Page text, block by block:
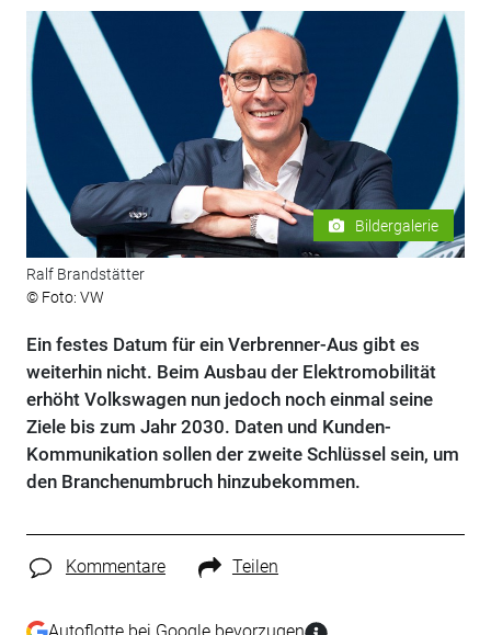
Bildergalerie
Ralf Brandstätter
© Foto: VW
Ein festes Datum für ein Verbrenner-Aus gibt es
weiterhin nicht. Beim Ausbau der Elektromobilität
erhöht Volkswagen nun jedoch noch einmal seine
Ziele bis zum Jahr 2030. Daten und Kunden-
Kommunikation sollen der zweite Schlüssel sein, um
den Branchenumbruch hinzubekommen.
Kommentare Teilen